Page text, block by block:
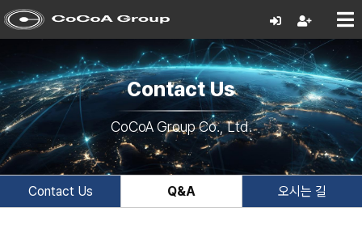
Contact Us
CoCoA Group Co., Ltd.
Contact Us Q&A 오시는 길